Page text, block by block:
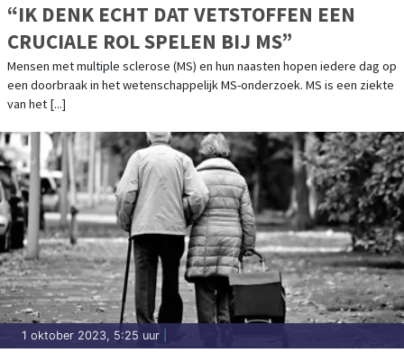
“IK DENK ECHT DAT VETSTOFFEN EEN
CRUCIALE ROL SPELEN BIJ MS”
Mensen met multiple sclerose (MS) en hun naasten hopen iedere dag op
een doorbraak in het wetenschappelijk MS-onderzoek. MS is een ziekte
van het [...]
1 oktober 2023, 5:25 uur